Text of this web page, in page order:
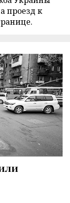
проезд к